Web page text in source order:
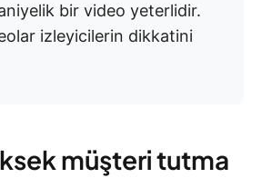
bir video yeterlidir.
izleyicilerin dikkatini
müşteri tutma